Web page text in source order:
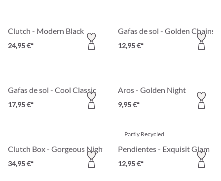
Clutch - Modern Black
24,95 €*
Gafas de sol - Golden Chains
12,95 €*
Gafas de sol - Cool Classic
17,95 €*
Aros - Golden Night
9,95 €*
Clutch Box - Gorgeous Night
34,95 €*
Partly Recycled
Pendientes - Exquisit Glam
12,95 €*